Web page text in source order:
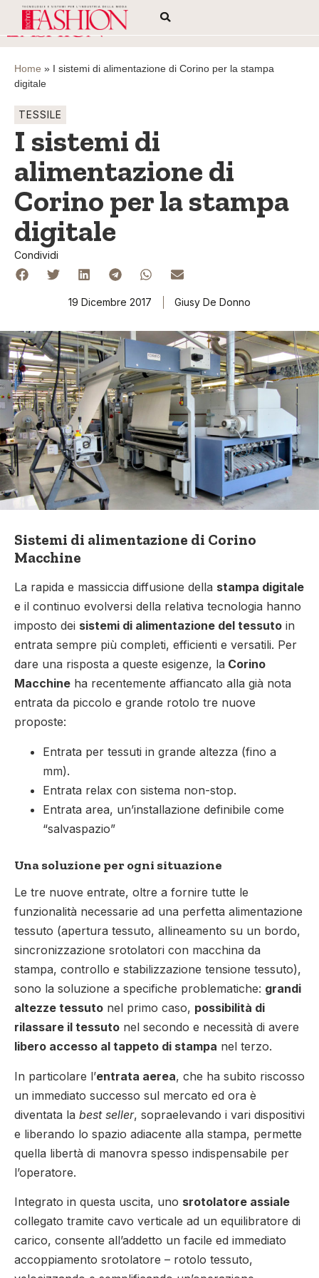
Home » I sistemi di alimentazione di Corino per la stampa
digitale
TESSILE
I sistemi di
alimentazione di
Corino per la stampa
digitale
Condividi
19 Dicembre 2017 Giusy De Donno
Sistemi di alimentazione di Corino
Macchine
La rapida e massiccia diffusione della stampa digitale
e il continuo evolversi della relativa tecnologia hanno
imposto dei sistemi di alimentazione del tessuto in
entrata sempre più completi, efficienti e versatili. Per
dare una risposta a queste esigenze, la Corino
Macchine ha recentemente affiancato alla già nota
entrata da piccolo e grande rotolo tre nuove
proposte:
Entrata per tessuti in grande altezza (fino a
mm).
Entrata relax con sistema non-stop.
Entrata area, un’installazione definibile come
“salvaspazio”
Una soluzione per ogni situazione
Le tre nuove entrate, oltre a fornire tutte le
funzionalità necessarie ad una perfetta alimentazione
tessuto (apertura tessuto, allineamento su un bordo,
sincronizzazione srotolatori con macchina da
stampa, controllo e stabilizzazione tensione tessuto),
sono la soluzione a specifiche problematiche: grandi
altezze tessuto nel primo caso, possibilità di
rilassare il tessuto nel secondo e necessità di avere
libero accesso al tappeto di stampa nel terzo.
In particolare l’entrata aerea, che ha subito riscosso
un immediato successo sul mercato ed ora è
diventata la best seller, sopraelevando i vari dispositivi
e liberando lo spazio adiacente alla stampa, permette
quella libertà di manovra spesso indispensabile per
l’operatore.
Integrato in questa uscita, uno srotolatore assiale
collegato tramite cavo verticale ad un equilibratore di
carico, consente all’addetto un facile ed immediato
accoppiamento srotolatore – rotolo tessuto,